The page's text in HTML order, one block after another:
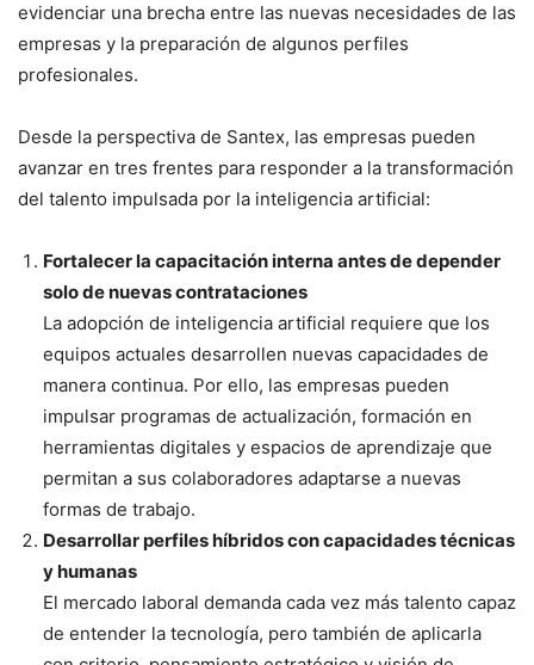
evidenciar una brecha entre las nuevas necesidades de las
empresas y la preparación de algunos perfiles
profesionales.
Desde la perspectiva de Santex, las empresas pueden
avanzar en tres frentes para responder a la transformación
del talento impulsada por la inteligencia artificial:
Fortalecer la capacitación interna antes de depender
solo de nuevas contrataciones
La adopción de inteligencia artificial requiere que los
equipos actuales desarrollen nuevas capacidades de
manera continua. Por ello, las empresas pueden
impulsar programas de actualización, formación en
herramientas digitales y espacios de aprendizaje que
permitan a sus colaboradores adaptarse a nuevas
formas de trabajo.
Desarrollar perfiles híbridos con capacidades técnicas
y humanas
El mercado laboral demanda cada vez más talento capaz
de entender la tecnología, pero también de aplicarla